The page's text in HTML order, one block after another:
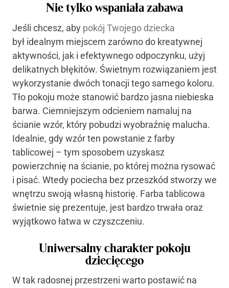
Nie tylko wspaniała zabawa
Jeśli chcesz, aby pokój Twojego dziecka
był idealnym miejscem zarówno do kreatywnej
aktywności, jak i efektywnego odpoczynku, użyj
delikatnych błękitów. Świetnym rozwiązaniem jest
wykorzystanie dwóch tonacji tego samego koloru.
Tło pokoju może stanowić bardzo jasna niebieska
barwa. Ciemniejszym odcieniem namaluj na
ścianie wzór, który pobudzi wyobraźnię malucha.
Idealnie, gdy wzór ten powstanie z farby
tablicowej – tym sposobem uzyskasz
powierzchnię na ścianie, po której można rysować
i pisać. Wtedy pociecha bez przeszkód stworzy we
wnętrzu swoją własną historię. Farba tablicowa
świetnie się prezentuje, jest bardzo trwała oraz
wyjątkowo łatwa w czyszczeniu.
Uniwersalny charakter pokoju
dziecięcego
W tak radosnej przestrzeni warto postawić na